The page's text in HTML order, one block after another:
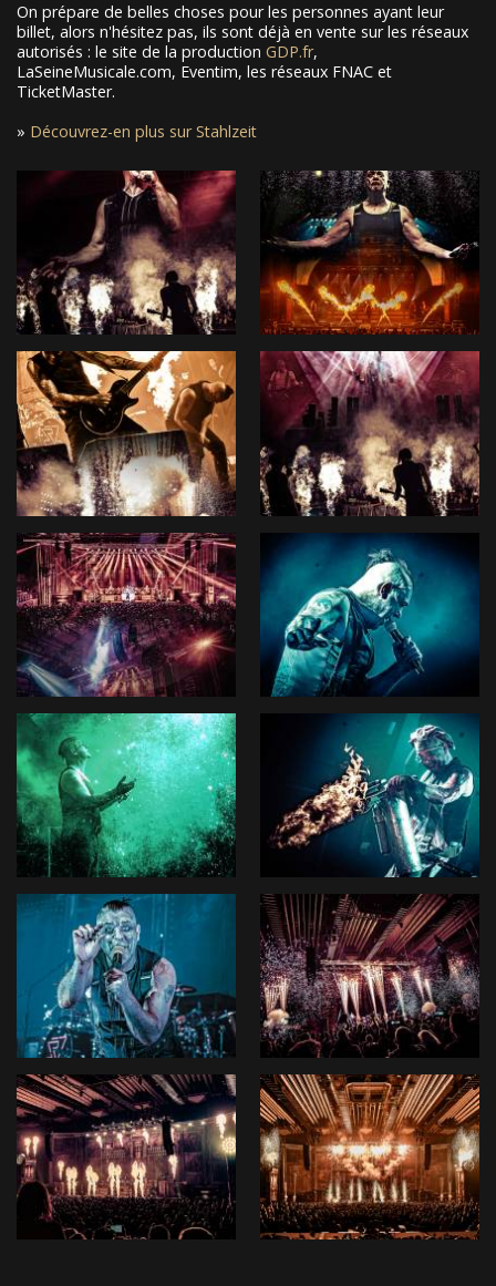
On prépare de belles choses pour les personnes ayant leur
billet, alors n'hésitez pas, ils sont déjà en vente sur les réseaux
autorisés : le site de la production GDP.fr,
LaSeineMusicale.com, Eventim, les réseaux FNAC et
TicketMaster.
» Découvrez-en plus sur Stahlzeit